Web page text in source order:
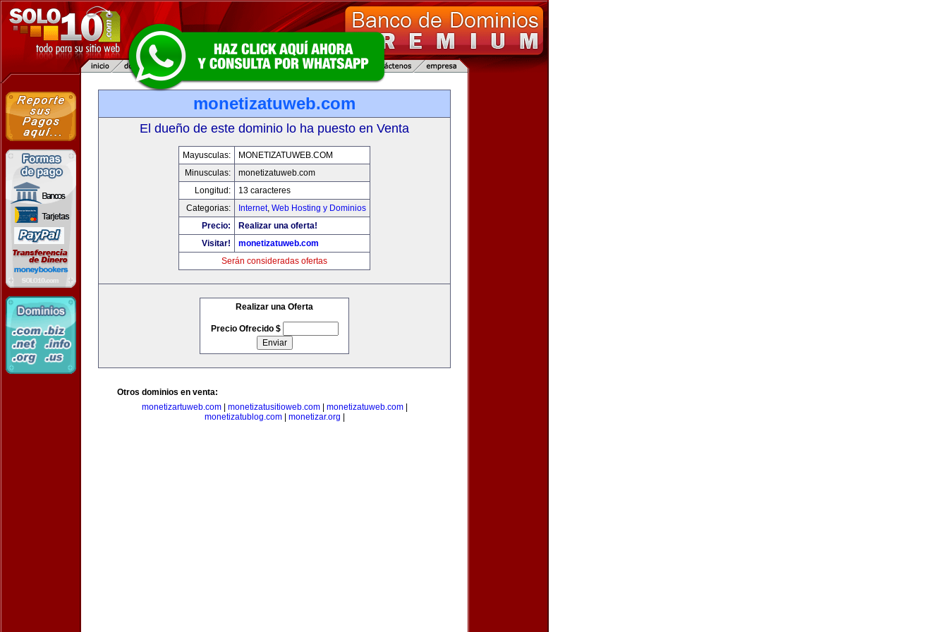
monetizatuweb.com
El dueño de este dominio lo ha puesto en Venta
Mayusculas:
MONETIZATUWEB.COM
Minusculas:
monetizatuweb.com
Longitud:
13 caracteres
Categorias:
Internet, Web Hosting y Dominios
Precio:
Realizar una oferta!
Visitar!
monetizatuweb.com
Serán consideradas ofertas
Realizar una Oferta
Precio Ofrecido $
Otros dominios en venta:
monetizartuweb.com| monetizatusitioweb.com| monetizatuweb.com|
monetizatublog.com| monetizar.org